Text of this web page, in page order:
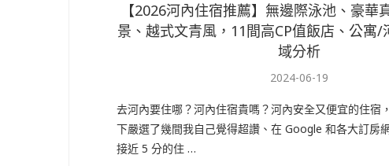
【2026河內住宿推薦】無邊際泳池、豪華
景、越式文青風，11間高CP值飯店、公寓/
域分析
2024-06-19
去河內要住哪？河內住宿貴嗎？河內安全又便宜的住宿
下嚴選了幾間我自己覺得超讚、在 Google 和各大訂房
接近 5 分的住 …